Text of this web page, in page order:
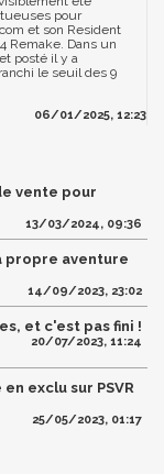
pour
et son Resident
Remake. Dans un
posté il y a
le seuil des 9
06/01/2025, 12:23
vente pour
13/03/2024, 09:36
propre aventure
14/09/2023, 23:02
et c'est pas fini !
20/07/2023, 11:24
exclu sur PSVR
25/05/2023, 01:17